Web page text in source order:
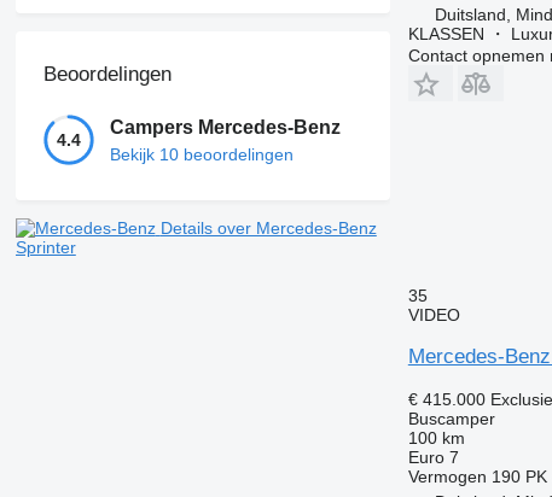
Beoordelingen
4.4
Campers Mercedes-Benz
Bekijk 10 beoordelingen
Details over Mercedes-Benz
Sprinter
Duitsland,
KLASSEN ・
Contact opnemen
35
VIDEO
Mercedes-
€ 415.000
Buscamper
100 km
Euro 7
Vermogen 190